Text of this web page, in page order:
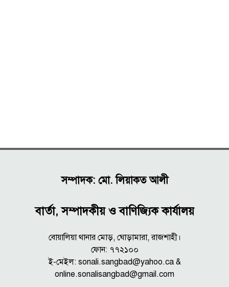
সম্পাদক: মো. লিয়াকত আলী
বার্তা, সম্পাদকীয় ও বাণিজ্যিক কার্যালয়
বোয়ালিয়া থানার মোড়, ঘোড়ামারা, রাজশাহী।
ফোন: ৭৭২১০০
ই-মেইল: sonali.sangbad@yahoo.ca &
online.sonalisangbad@gmail.com